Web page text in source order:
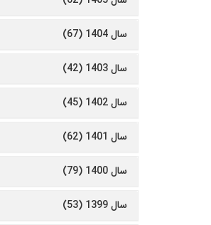
سال 1404 (67)
سال 1403 (42)
سال 1402 (45)
سال 1401 (62)
سال 1400 (79)
سال 1399 (53)